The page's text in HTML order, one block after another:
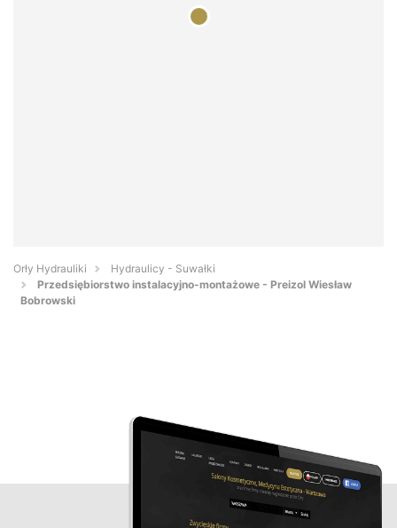
Orły Hydrauliki
Hydraulicy - Suwałki
Przedsiębiorstwo instalacyjno-montażowe - Preizol Wiesław
Bobrowski